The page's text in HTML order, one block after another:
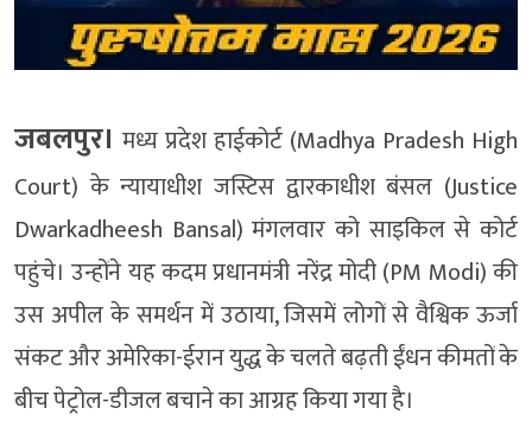
जबलपुर। मध्य प्रदेश हाईकोर्ट (Madhya Pradesh High
Court) के न्यायाधीश जस्टिस द्वारकाधीश बंसल (Justice
Dwarkadheesh Bansal) मंगलवार को साइकिल से कोर्ट
पहुंचे। उन्होंने यह कदम प्रधानमंत्री नरेंद्र मोदी (PM Modi) की
उस अपील के समर्थन में उठाया, जिसमें लोगों से वैश्विक ऊर्जा
संकट और अमेरिका-ईरान युद्ध के चलते बढ़ती ईंधन कीमतों के
बीच पेट्रोल-डीजल बचाने का आग्रह किया गया है।